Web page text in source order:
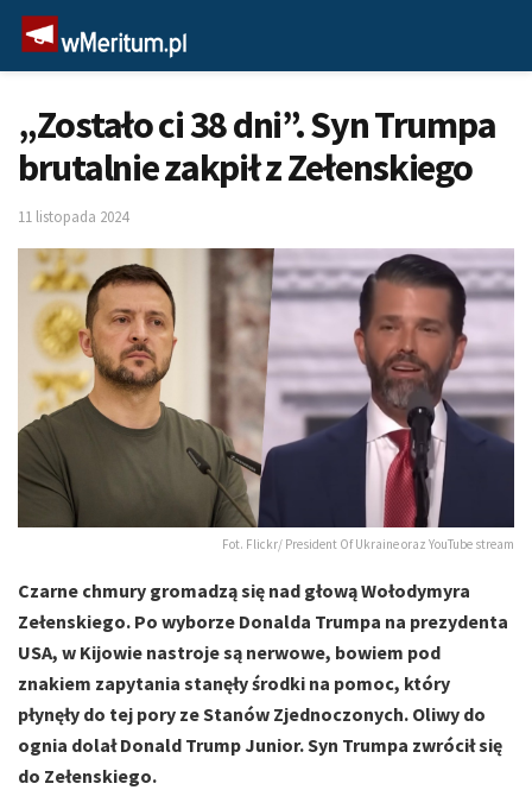
„Zostało ci 38 dni”. Syn Trumpa
brutalnie zakpił z Zełenskiego
11 listopada 2024
Fot. Flickr/ President Of Ukraine oraz YouTube stream
Czarne chmury gromadzą się nad głową Wołodymyra
Zełenskiego. Po wyborze Donalda Trumpa na prezydenta
USA, w Kijowie nastroje są nerwowe, bowiem pod
znakiem zapytania stanęły środki na pomoc, który
płynęły do tej pory ze Stanów Zjednoczonych. Oliwy do
ognia dolał Donald Trump Junior. Syn Trumpa zwrócił się
do Zełenskiego.